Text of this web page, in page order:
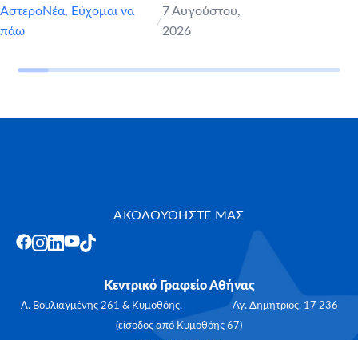
ΑστεροΝέα, Εύχομαι να
πάω
/
7 Αυγούστου,
2026
ΑΚΟΛΟΥΘΗΣΤΕ ΜΑΣ
Κεντρικό Γραφείο Αθήνας
Λ. Βουλιαγμένης 261 & Κυμοθόης, Αγ. Δημήτριος, 17 236
(είσοδος από Κυμοθόης 67)